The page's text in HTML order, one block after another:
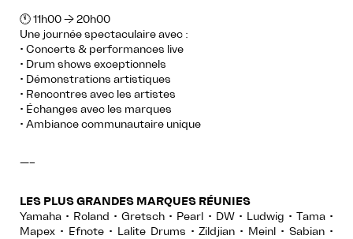
🕚 11h00 → 20h00
Une journée spectaculaire avec :
• Concerts & performances live
• Drum shows exceptionnels
• Démonstrations artistiques
• Rencontres avec les artistes
• Échanges avec les marques
• Ambiance communautaire unique
—–
LES PLUS GRANDES MARQUES RÉUNIES
Yamaha • Roland • Gretsch • Pearl • DW • Ludwig • Tama •
Mapex • Efnote • Lalite Drums • Zildjian • Meinl • Sabian •